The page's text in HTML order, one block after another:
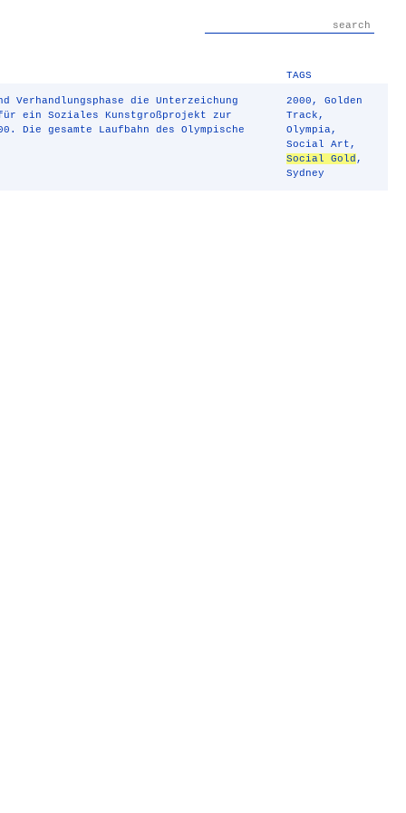
TAGS
die Unterzeichung
ein Soziales Kunstgroßprojekt zur
Die gesamte Laufbahn des Olympische
2000 ,Golden
Track ,
Olympia,
Social Art ,
Social Gold ,
Sydney